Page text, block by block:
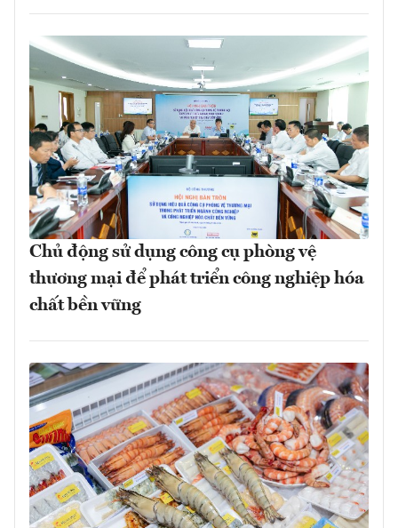
Chủ động sử dụng công cụ phòng vệ
thương mại để phát triển công nghiệp hóa
chất bền vững